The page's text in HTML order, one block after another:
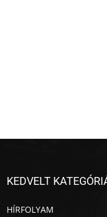
KEDVELT
HÍRFOLYAM